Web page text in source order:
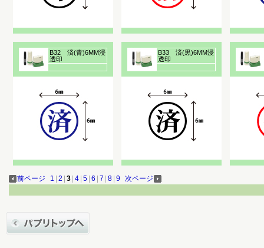
B32 済(青)6MM浸
透印
B33 済(黒)6MM浸
透印
前ページ 1 2 3 4 5 6 7 8 9 次ページ